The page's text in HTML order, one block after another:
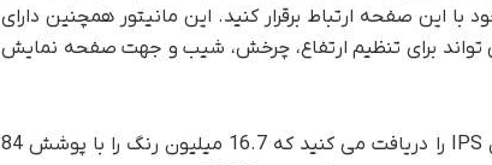
با این صفحه ارتباط برقرار کنید. این مانیتور همچنین دارای
برای تنظیم ارتفاع، چرخش، شیب و جهت صفحه نمایش
با P2418HT، رزولوشن فول اچ دی 1920×1080 و پنل IPS را دریافت می کنید که 16.7 میلیون رنگ را با پوشش 84